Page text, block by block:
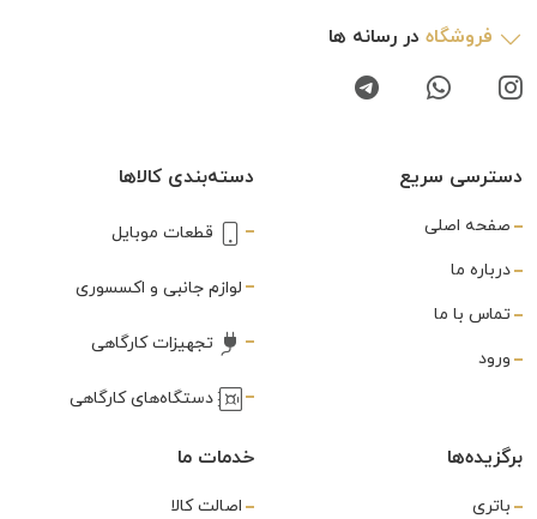
فروشگاه در رسانه ها
دسترسی سریع
صفحه اصلی
درباره ما
تماس با ما
ورود
دسته‌بندی کالاها
قطعات موبایل
لوازم جانبی و اکسسوری
تجهیزات کارگاهی
دستگاه‌های کارگاهی
برگزیده‌ها
باتری
خدمات ما
اصالت کالا